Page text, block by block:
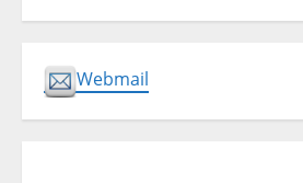
Webmail